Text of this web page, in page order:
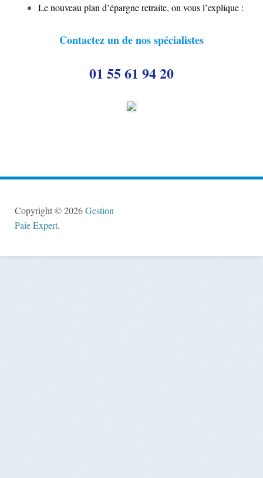
Le nouveau plan d’épargne retraite, on vous l’explique :
Contactez un de nos spécialistes
01 55 61 94 20
Copyright © 2026Gestion
Paie Expert.